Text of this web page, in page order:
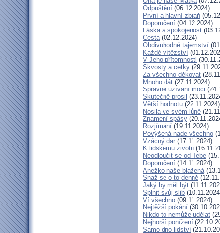
Odpuštění (06.12.2024)
První a hlavní zbraň
Doporučení (04.12.2024)
Láska a spokojenost
Cesta(02.12.2024)
Obdivuhodné tajemství
Každé vítězství
V Jeho přítomnosti
Skvosty a cetky
Za všechno děkovat
Mnoho dát (27.11.2024)
Správné užívání moci
Skutečně prosil
Větší hodnotu (22.11.2024)
Nosila ve svém lůně
Znamení spásy
Rozjímání (19.11.2024)
Povýšená nade všechno
Vzácný dar (17.11.2024)
K lidskému životu
Neodloučit se od Tebe
Doporučení (14.11.2024)
Anežko naše blažená
Snaž se o to denně
Jaký by měl být
Splnit svůj slib
Ví všechno (09.11.2024)
Nejtěžší pokání
Nikdo to nemůže udělat
Nejhorší ponížení
Samo dno lidství